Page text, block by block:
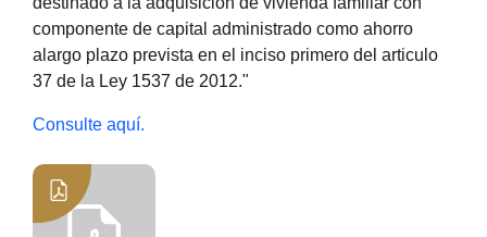
componente de capital administrado como ahorro
alargo plazo prevista en el inciso primero del articulo
37 de la Ley 1537 de 2012."
Consulte aquí.